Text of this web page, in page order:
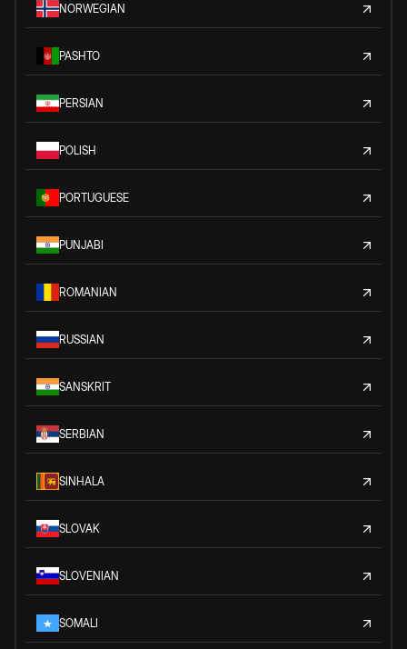
NORWEGIAN
PASHTO
PERSIAN
POLISH
PORTUGUESE
PUNJABI
ROMANIAN
RUSSIAN
SANSKRIT
SERBIAN
SINHALA
SLOVAK
SLOVENIAN
SOMALI